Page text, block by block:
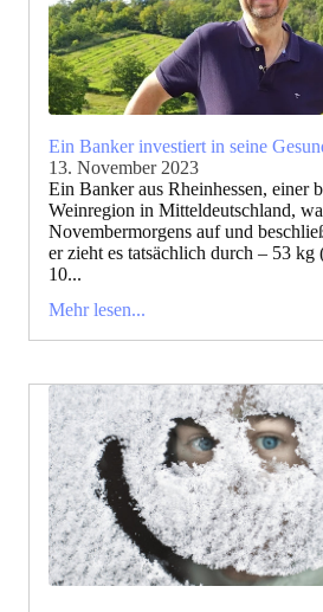
Ein Banker investiert in seine
13. November 2023
Ein Banker aus Rheinhessen, einer
Weinregion in Mitteldeutschland,
Novembermorgens auf und
er zieht es tatsächlich durch – 53
10...
Mehr lesen...